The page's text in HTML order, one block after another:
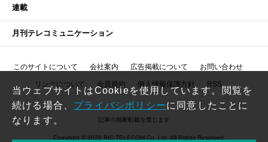
連載
月刊テレコミュニケーション
このサイトについて 会社案内 広告掲載について お問い合わせ
リンクについて 会員規約 個人情報保護方針 RSS
記事の無断転載を禁じます
Copyright © 2026 RIC TELECOM Co.,Ltd. All Rights Reserved.
当ウェブサイトはCookieを使用しています。閲覧を
続ける場合、 プライバシポリシーに同意したことに
なります。